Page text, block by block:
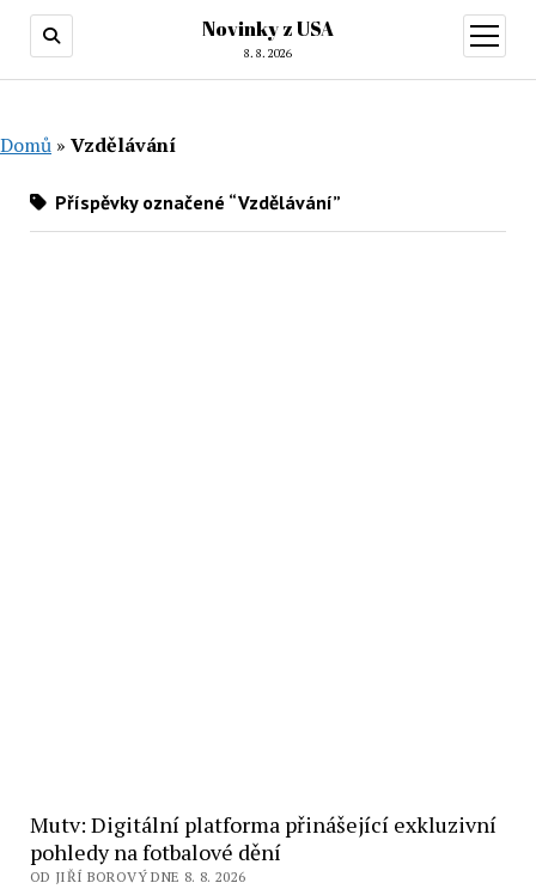
Novinky z USA
8. 8. 2026
otevřít
menu
Domů » Vzdělávání
Příspěvky označené “Vzdělávání”
Mutv: Digitální platforma přinášející exkluzivní
pohledy na fotbalové dění
OD JIŘÍ BOROVÝ DNE 8. 8. 2026